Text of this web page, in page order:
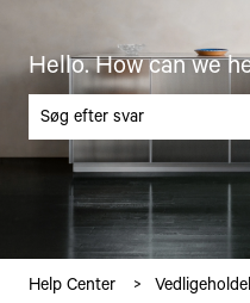
Hello. How can we
Der er ingen forslag, da
Help Center